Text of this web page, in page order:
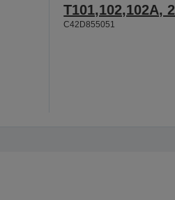
T101,102,102A,
C42D855051